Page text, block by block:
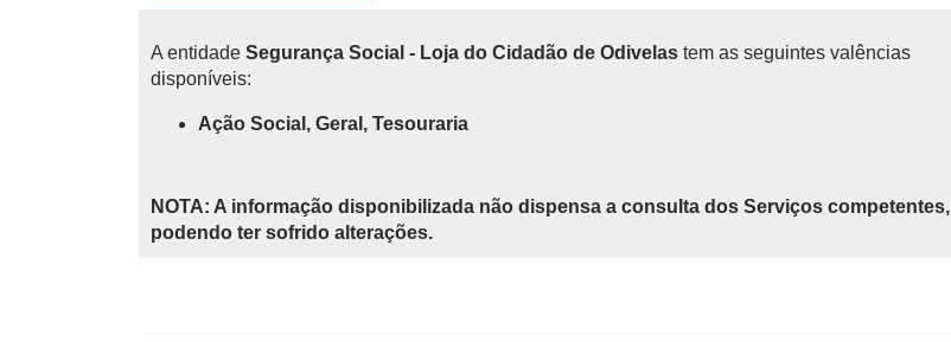
A entidade Segurança Social - Loja do Cidadão de Odivelas tem as seguintes valências
disponíveis:
Ação Social, Geral, Tesouraria
NOTA: A informação disponibilizada não dispensa a consulta dos Serviços competentes,
podendo ter sofrido alterações.